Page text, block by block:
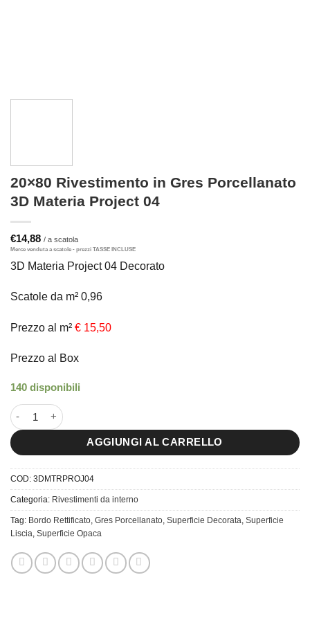
20×80 Rivestimento in Gres Porcellanato
3D Materia Project 04
€14,88
3D Materia Project 04 Decorato
Scatole da m² 0,96
Prezzo al m² € 15,50
Prezzo al Box
140 disponibili
20x80 Rivestimento in Gres Porcellanato 3D Materia Project 04
AGGIUNGI AL CARRELLO
COD: 3DMTRPROJ04
Categoria: Rivestimenti da interno
Tag: Bordo Rettificato, Gres Porcellanato, Superficie Decorata, Superficie
Liscia, Superficie Opaca